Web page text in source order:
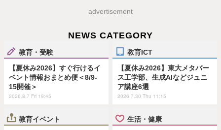
advertisement
NEWS CATEGORY
教育・受験
【夏休み2026】すぐ行けるイ
ベント情報おまとめ便＜8/9-
15開催＞
2026.8.7 Fri 19:45
教育ICT
【夏休み2026】東大メタバー
ス工学部、生成AIなどジュニ
ア講座6選
2026.7.30 Thu 11:15
教育イベント 生活・健康